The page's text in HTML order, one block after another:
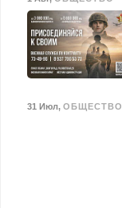
31 Июл, ОБЩЕСТВО